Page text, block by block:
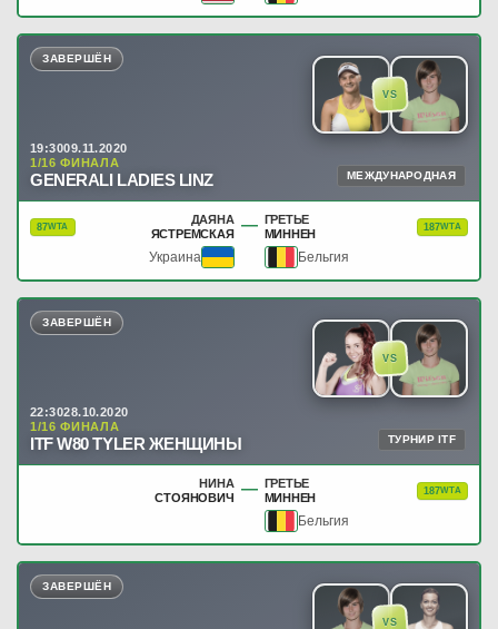
VS
ЗАВЕРШЁН
19:3009.11.2020
1/16 ФИНАЛА
GENERALI LADIES LINZ МЕЖДУНАРОДНАЯ
87WTA
ДАЯНА
ЯСТРЕМСКАЯ — ГРЕТЬЕ
МИННЕН
187WTA
Украина Бельгия
VS
ЗАВЕРШЁН
22:3028.10.2020
1/16 ФИНАЛА
ITF W80 TYLER ЖЕНЩИНЫ ТУРНИР ITF
НИНА
СТОЯНОВИЧ — ГРЕТЬЕ
МИННЕН
187WTA
Бельгия
VS
ЗАВЕРШЁН